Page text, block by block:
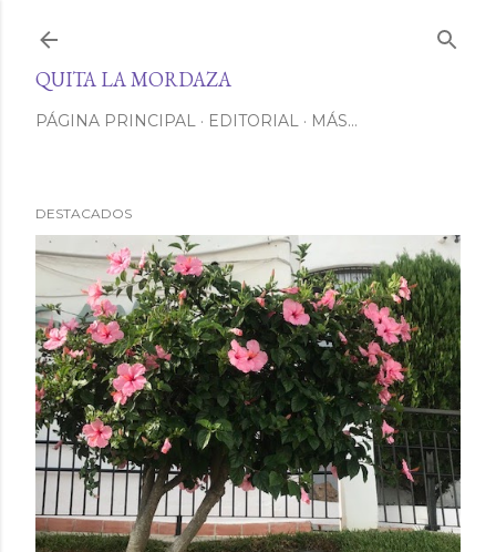
QUITA LA MORDAZA
PÁGINA PRINCIPAL EDITORIAL MÁS…
DESTACADOS